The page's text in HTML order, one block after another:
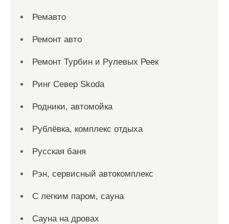
Ремавто
Ремонт авто
Ремонт Турбин и Рулевых Реек
Ринг Север Skoda
Родники, автомойка
Рублёвка, комплекс отдыха
Русская баня
Рэн, сервисный автокомплекс
С легким паром, сауна
Сауна на дровах